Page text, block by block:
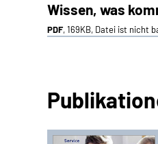
Wissen, was
PDF, 169KB, Datei ist nicht